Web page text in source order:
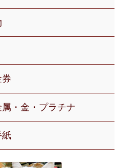
・金・プラチナ
紙